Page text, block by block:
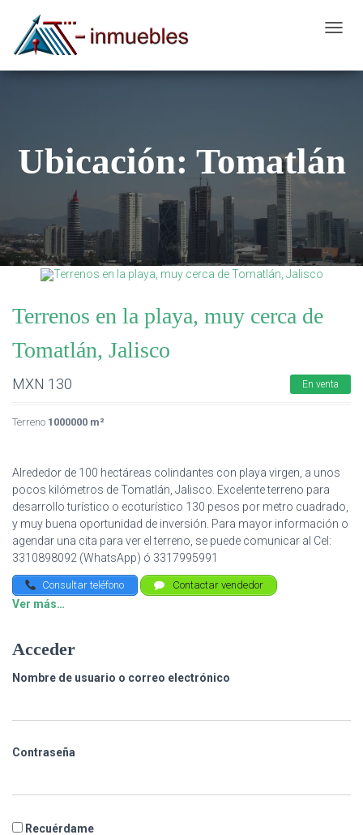
Ubicación: Tomatlán
Terrenos en la playa, muy cerca de
Tomatlán, Jalisco
MXN 130 En venta
Terreno 1000000 m²
Alrededor de 100 hectáreas colindantes con playa virgen, a unos
pocos kilómetros de Tomatlán, Jalisco. Excelente terreno para
desarrollo turístico o ecoturístico 130 pesos por metro cuadrado,
y muy buena oportunidad de inversión. Para mayor información o
agendar una cita para ver el terreno, se puede comunicar al Cel:
3310898092 (WhatsApp) ó 3317995991
Consultar teléfono Contactar vendedor
Ver más…
Acceder
Nombre de usuario o correo electrónico
Contraseña
Recuérdame